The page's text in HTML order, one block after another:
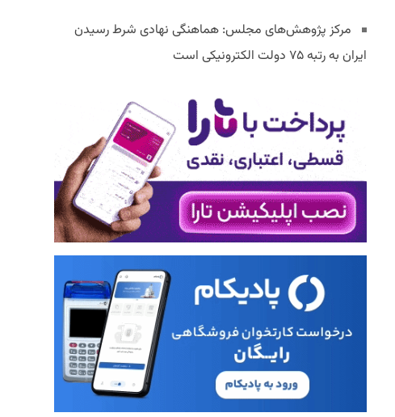
مرکز پژوهش‌های مجلس: هماهنگی نهادی شرط رسیدن
ایران به رتبه ۷۵ دولت الکترونیکی است